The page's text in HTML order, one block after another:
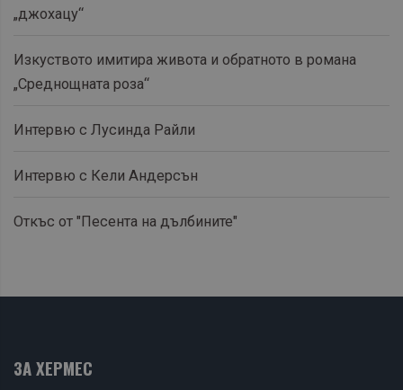
„джохацу“
Изкуството имитира живота и обратното в романа
„Среднощната роза“
Интервю с Лусинда Райли
Интервю с Кели Андерсън
Откъс от "Песента на дълбините"
ЗА ХЕРМЕС